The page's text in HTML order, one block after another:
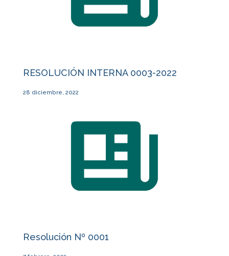
RESOLUCIÓN INTERNA 0003-2022
28 diciembre, 2022
Resolución Nº 0001